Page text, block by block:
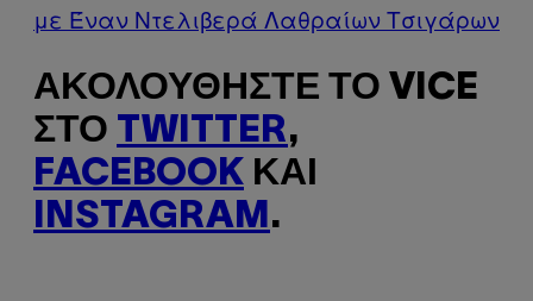
με Έναν Ντελιβερά Λαθραίων Τσιγάρων
ΑΚΟΛΟΥΘΉΣΤΕ ΤΟ VICE
ΣΤΟ TWITTER,
FACEBOOK ΚΑΙ
INSTAGRAM .